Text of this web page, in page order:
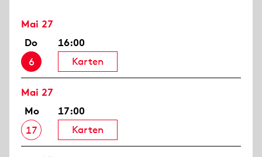
Mai 27
Do
6
16:00
Karten
Mai 27
Mo
17
17:00
Karten